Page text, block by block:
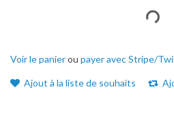
Voir le panierou payer avec Stripe/
Ajout à la liste de souhaits